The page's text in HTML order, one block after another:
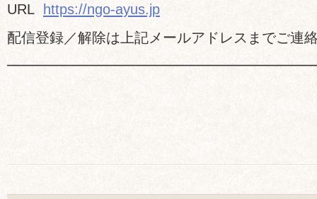
URL
https://ngo-ayus.jp
配信登録／解除は上記メールアドレスまでご連